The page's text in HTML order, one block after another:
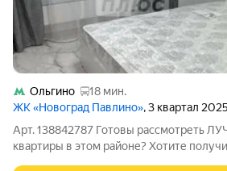
Ольгино
18 мин.
ЖК «Новоград Павлино», 3 квартал 2025
Арт. 138842787 Готовы рассмотреть
квартиры в этом районе? Хотите